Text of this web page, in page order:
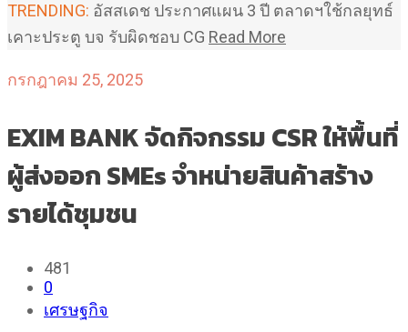
TRENDING: อัสสเดช ประกาศแผน 3 ปี ตลาดฯใช้กลยุทธ์
เคาะประตู บจ รับผิดชอบ CG Read More
กรกฎาคม 25, 2025
EXIM BANK จัดกิจกรรม CSR ให้พื้นที่
ผู้ส่งออก SMEs จำหน่ายสินค้าสร้าง
รายได้ชุมชน
481
0
เศรษฐกิจ